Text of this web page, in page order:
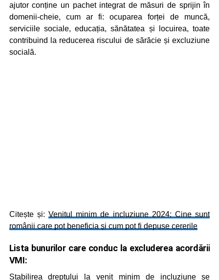
ajutor conține un pachet integrat de măsuri de sprijin în
domenii-cheie, cum ar fi: ocuparea forței de muncă,
serviciile sociale, educația, sănătatea și locuirea, toate
contribuind la reducerea riscului de sărăcie și excluziune
socială.
Citește și:Venitul minim de incluziune 2024: Cine sunt
românii care pot beneficia și cum pot fi depuse cererile
Lista bunurilor care conduc la excluderea acordării
VMI:
Stabilirea dreptului la venit minim de incluziune se